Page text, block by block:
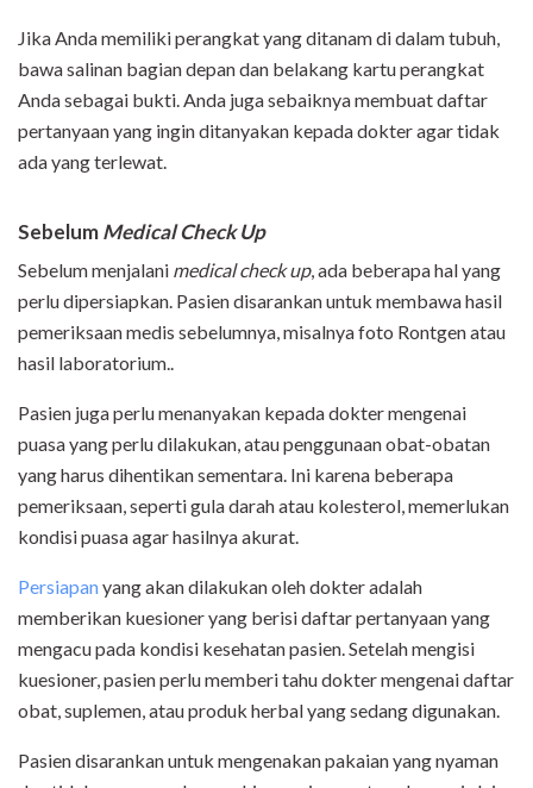
Jika Anda memiliki perangkat yang ditanam di dalam tubuh,
bawa salinan bagian depan dan belakang kartu perangkat
Anda sebagai bukti. Anda juga sebaiknya membuat daftar
pertanyaan yang ingin ditanyakan kepada dokter agar tidak
ada yang terlewat.
SebelumMedical Check Up
Sebelum menjalani medical check up, ada beberapa hal yang
perlu dipersiapkan. Pasien disarankan untuk membawa hasil
pemeriksaan medis sebelumnya, misalnya foto Rontgen atau
hasil laboratorium..
Pasien juga perlu menanyakan kepada dokter mengenai
puasa yang perlu dilakukan, atau penggunaan obat-obatan
yang harus dihentikan sementara. Ini karena beberapa
pemeriksaan, seperti gula darah atau kolesterol, memerlukan
kondisi puasa agar hasilnya akurat.
Persiapanyang akan dilakukan oleh dokter adalah
memberikan kuesioner yang berisi daftar pertanyaan yang
mengacu pada kondisi kesehatan pasien. Setelah mengisi
kuesioner, pasien perlu memberi tahu dokter mengenai daftar
obat, suplemen, atau produk herbal yang sedang digunakan.
Pasien disarankan untuk mengenakan pakaian yang nyaman